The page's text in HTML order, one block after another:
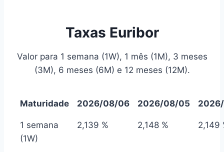
Taxas Euribor
Valor para 1 semana (1W), 1 mês (1M), 3 meses
(3M), 6 meses (6M) e 12 meses (12M).
Maturidade 2026/08/06 2026/08/05
1 semana
(1W)
2,139 % 2,148 % 2,149